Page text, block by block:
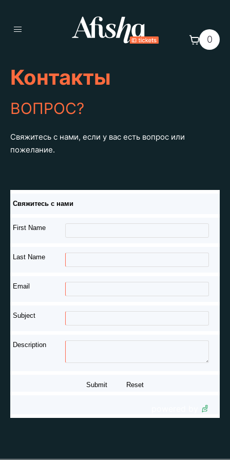
0
Контакты
ВОПРОС?
Свяжитесь с нами, если у вас есть вопрос или
пожелание.
Свяжитесь с нами
First Name
Last Name
Email
Subject
Description